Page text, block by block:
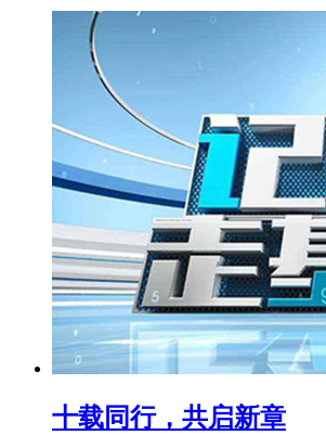
十载同行，共启新章